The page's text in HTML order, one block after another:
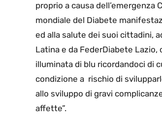
proprio a causa
mondiale del Diabete
ed alla salute dei suoi cittadini,
Latina e da FederDiabete
illuminata di blu ricordandoci di
condizione a rischio di
allo sviluppo di gravi
affette”.